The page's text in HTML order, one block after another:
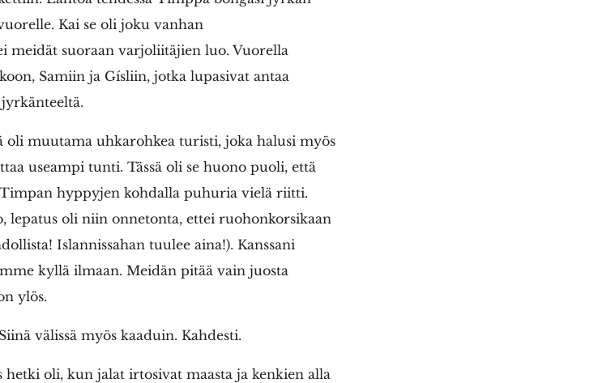
Kai se oli joku vanhan
meidät suoraan varjoliitäjien luo. Vuorella
Samiin ja Gísliin, jotka lupasivat antaa
oli muutama uhkarohkea turisti, joka halusi myös
useampi tunti. Tässä oli se huono puoli, että
hyppyjen kohdalla puhuria vielä riitti.
oli niin onnetonta, ettei ruohonkorsikaan
Islannissahan tuulee aina!). Kanssani
kyllä ilmaan. Meidän pitää vain juosta
ylös.
välissä myös kaaduin. Kahdesti.
hetki oli, kun jalat irtosivat maasta ja kenkien alla